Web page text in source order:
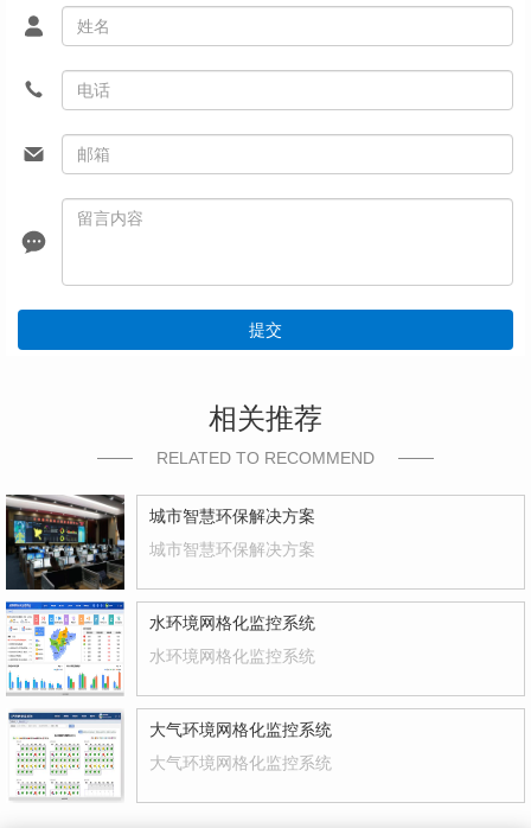
提交
相关推荐
RELATED TO RECOMMEND
城市智慧环保解决方案
城市智慧环保解决方案
水环境网格化监控系统
水环境网格化监控系统
大气环境网格化监控系统
大气环境网格化监控系统